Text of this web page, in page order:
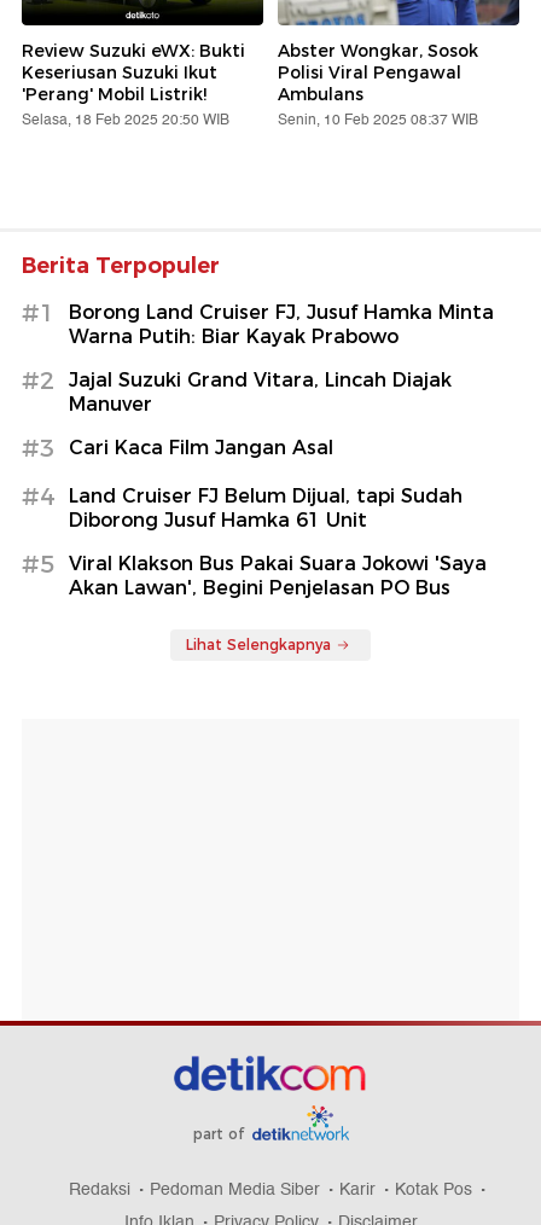
Review Suzuki eWX: Bukti
Keseriusan Suzuki Ikut
'Perang' Mobil Listrik!
Selasa, 18 Feb 2025 20:50 WIB
Abster Wongkar, Sosok
Polisi Viral Pengawal
Ambulans
Senin, 10 Feb 2025 08:37 WIB
Berita Terpopuler
#1
Borong Land Cruiser FJ, Jusuf Hamka Minta
Warna Putih: Biar Kayak Prabowo
#2
Jajal Suzuki Grand Vitara, Lincah Diajak
Manuver
#3 Cari Kaca Film Jangan Asal
#4
Land Cruiser FJ Belum Dijual, tapi Sudah
Diborong Jusuf Hamka 61 Unit
#5
Viral Klakson Bus Pakai Suara Jokowi 'Saya
Akan Lawan', Begini Penjelasan PO Bus
Lihat Selengkapnya
part of
Redaksi Pedoman Media Siber Karir
Kotak Pos